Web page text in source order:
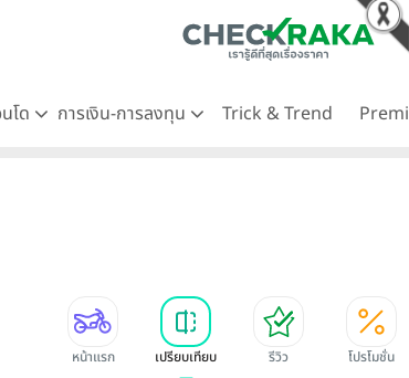
โด การเงิน-การลงทุน Trick & Trend
หน้าแรก เปรียบเทียบ รีวิว โปรโมชั่น